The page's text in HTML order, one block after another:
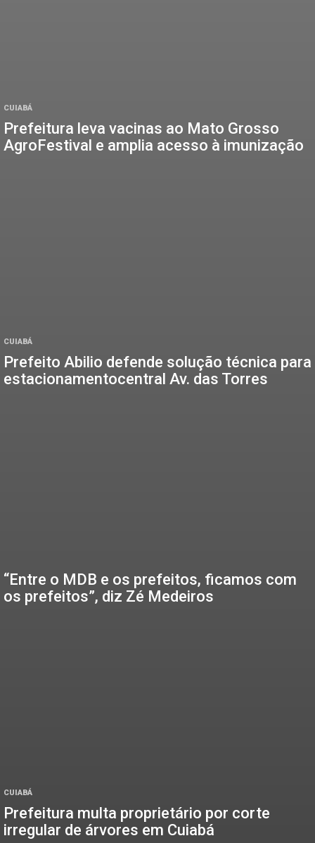
CUIABÁ
Prefeitura leva vacinas ao Mato Grosso
AgroFestival e amplia acesso à imunização
CUIABÁ
Prefeito Abilio defende solução técnica para
estacionamentocentral Av. das Torres
“Entre o MDB e os prefeitos, ficamos com
os prefeitos”, diz Zé Medeiros
CUIABÁ
Prefeitura multa proprietário por corte
irregular de árvores em Cuiabá